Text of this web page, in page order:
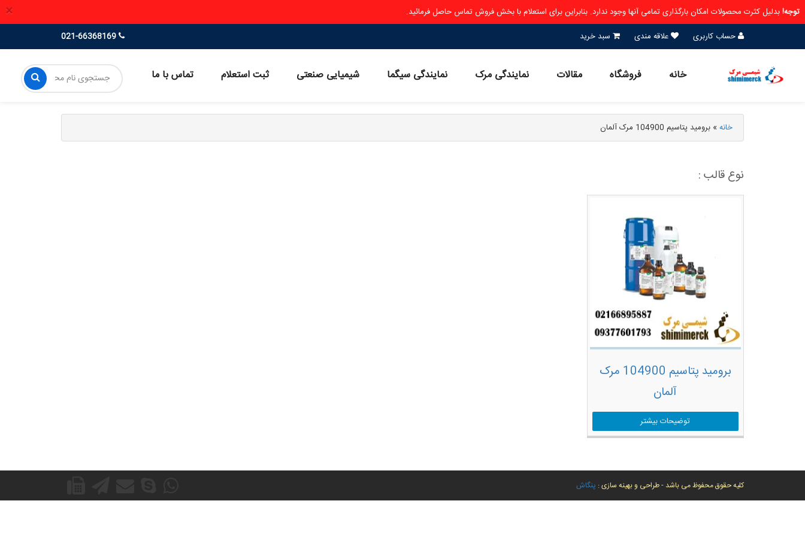
× توجه!بدلیل کثرت محصولات امکان بارگذاری تمامی آنها وجود ندارد. بنابراین برای استعلام با بخش فروش تماس حاصل فرمائید.
حساب کاربری
علاقه مندی سبد خرید
خانه فروشگاه مقالات نمایندگی مرک نمایندگی سیگما شیمیایی صنعتی ثبت استعلام تماس با ما
خانه» برومید پتاسیم 104900 مرک آلمان
نوع قالب :
برومید پتاسیم 104900 مرک
آلمان
توضیحات بیشتر
کلیه حقوق محفوظ می باشد - طراحی و بهینه سازی : پنگاش